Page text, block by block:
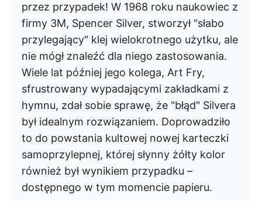
przez przypadek! W 1968 roku naukowiec z
firmy 3M, Spencer Silver, stworzył "słabo
przylegający" klej wielokrotnego użytku, ale
nie mógł znaleźć dla niego zastosowania.
Wiele lat później jego kolega, Art Fry,
sfrustrowany wypadającymi zakładkami z
hymnu, zdał sobie sprawę, że "błąd" Silvera
był idealnym rozwiązaniem. Doprowadziło
to do powstania kultowej nowej karteczki
samoprzylepnej, której słynny żółty kolor
również był wynikiem przypadku –
dostępnego w tym momencie papieru.